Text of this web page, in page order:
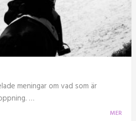
meningar om vad som är
…
MER